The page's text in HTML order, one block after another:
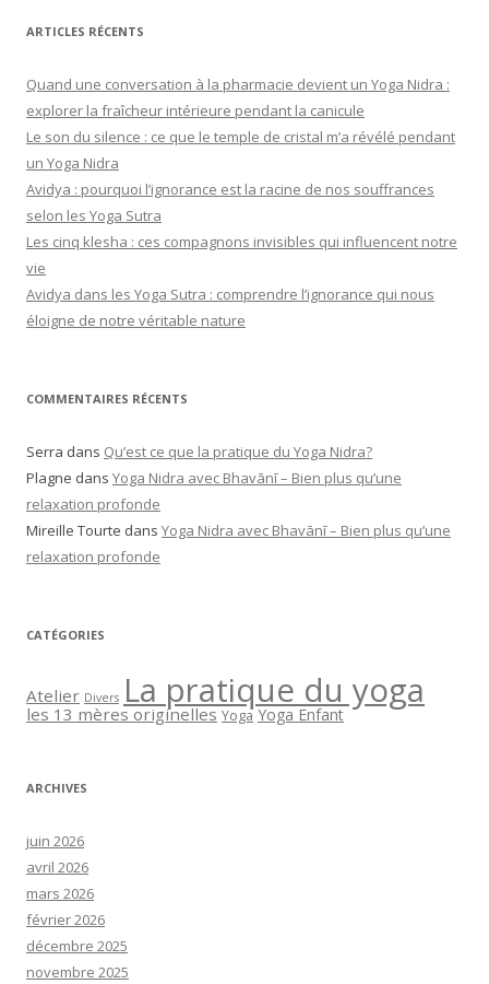
ARTICLES RÉCENTS
Quand une conversation à la pharmacie devient un Yoga Nidra :
explorer la fraîcheur intérieure pendant la canicule
Le son du silence : ce que le temple de cristal m’a révélé pendant
un Yoga Nidra
Avidya : pourquoi l’ignorance est la racine de nos souffrances
selon les Yoga Sutra
Les cinq klesha : ces compagnons invisibles qui influencent notre
vie
Avidya dans les Yoga Sutra : comprendre l’ignorance qui nous
éloigne de notre véritable nature
COMMENTAIRES RÉCENTS
Serra dans Qu’est ce que la pratique du Yoga Nidra?
Plagne dans Yoga Nidra avec Bhavānī – Bien plus qu’une
relaxation profonde
Mireille Tourte dans Yoga Nidra avec Bhavānī – Bien plus qu’une
relaxation profonde
CATÉGORIES
Atelier Divers La pratique du yoga
les 13 mères originelles Yoga Yoga Enfant
ARCHIVES
juin 2026
avril 2026
mars 2026
février 2026
décembre 2025
novembre 2025